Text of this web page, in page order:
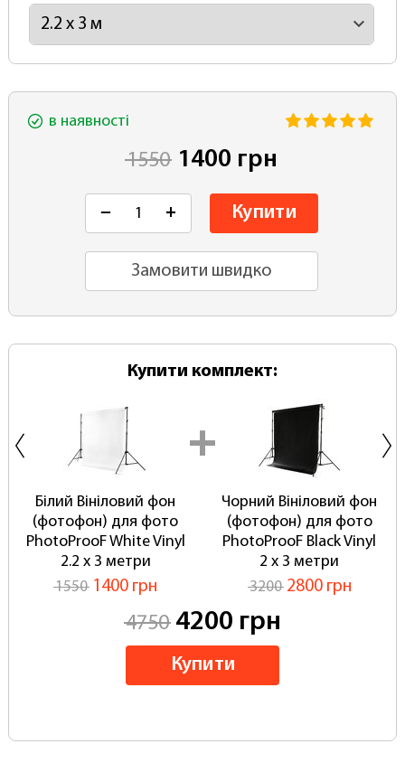
в наявності
1550 1400 грн
− + Купити
Замовити швидко
Купити комплект:
Білий Вініловий фон
(фотофон) для фото
PhotoProoF White Vinyl
2.2 х 3 метри
1550 1400 грн
Чорний Вініловий фон
(фотофон) для фото
PhotoProoF Black Vinyl
2 х 3 метри
3200 2800 грн
4750 4200 грн
Купити